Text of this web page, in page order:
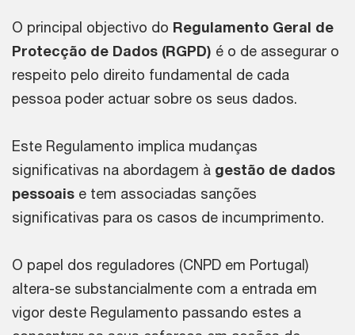
O principal objectivo do Regulamento Geral de
Protecção de Dados (RGPD) é o de assegurar o
respeito pelo direito fundamental de cada
pessoa poder actuar sobre os seus dados.
Este Regulamento implica mudanças
significativas na abordagem à gestão de dados
pessoais e tem associadas sanções
significativas para os casos de incumprimento.
O papel dos reguladores (CNPD em Portugal)
altera-se substancialmente com a entrada em
vigor deste Regulamento passando estes a